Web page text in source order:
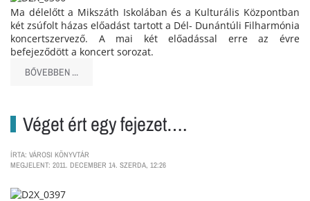
Ma délelőtt a Mikszáth Iskolában és a Kulturális Központban
két zsúfolt házas előadást tartott a Dél- Dunántúli Filharmónia
koncertszervező. A mai két előadással erre az évre
befejeződött a koncert sorozat.
BŐVEBBEN ...
Véget ért egy fejezet….
ÍRTA: VÁROSI KÖNYVTÁR
MEGJELENT: 2011. DECEMBER 14. SZERDA, 12:26